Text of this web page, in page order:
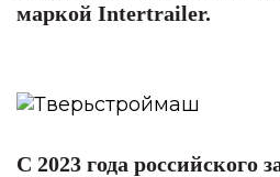
маркой Intertrailer.
С 2023 года российского